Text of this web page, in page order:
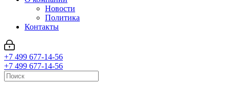
Новости
Политика
Контакты
+7 499 677-14-56
+7 499 677-14-56